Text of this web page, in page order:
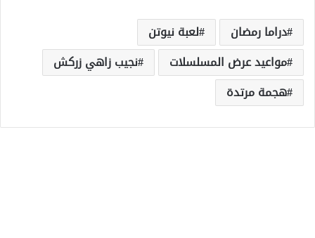
دراما رمضان
لعبة نيوتن
مواعيد عرض المسلسلات
نجيب زاهي زركش
هجمة مرتدة